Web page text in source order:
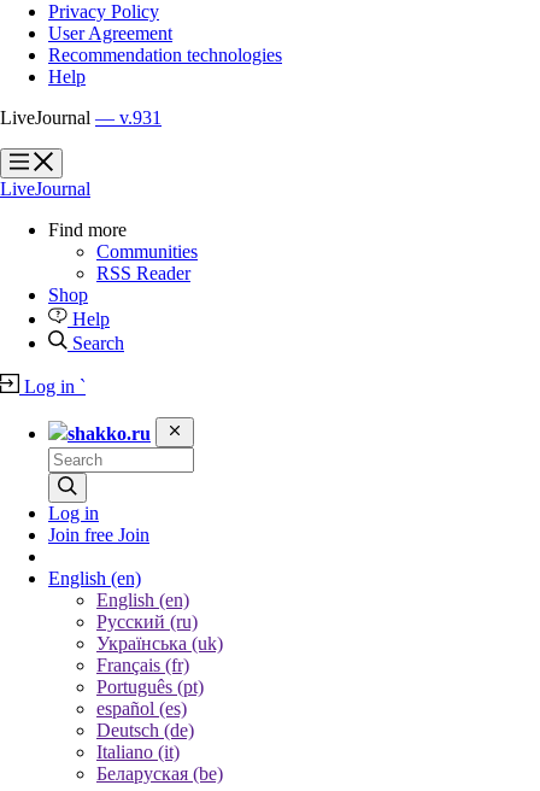
Privacy Policy
User Agreement
Recommendation technologies
Help
LiveJournal — v.931
?
?
LiveJournal
Find more
Communities
RSS Reader
Shop
Help
Search
Log in `
shakko.ru
Log in
Join free Join
English (en)
English (en)
Русский (ru)
Українська (uk)
Français (fr)
Português (pt)
español (es)
Deutsch (de)
Italiano (it)
Беларуская (be)